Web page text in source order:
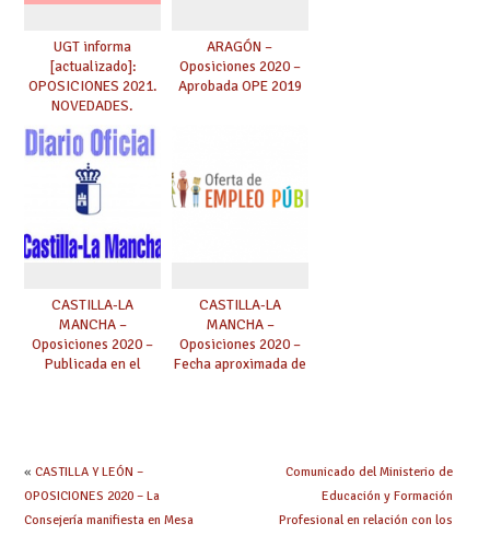
UGT informa
[actualizado]:
OPOSICIONES 2021.
NOVEDADES.
ARAGÓN –
Oposiciones 2020 –
Aprobada OPE 2019
CASTILLA-LA
MANCHA –
Oposiciones 2020 –
Publicada en el
CASTILLA-LA
MANCHA –
Oposiciones 2020 –
Fecha aproximada de
« CASTILLA Y LEÓN –
OPOSICIONES 2020 – La
Consejería manifiesta en Mesa
Comunicado del Ministerio de
Educación y Formación
Profesional en relación con los